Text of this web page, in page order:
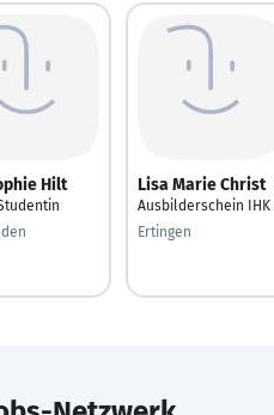
Hilt Lisa Marie Christ
Ausbilderschein IHK
Ertingen